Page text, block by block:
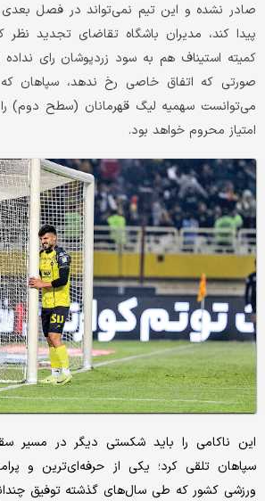
صادر نشده و این تیم نمی‌تواند در فصل
پیدا کند، مدیران باشگاه تقاضای تجدید نظر
کمیته استیناف هم به سود زردپوشان رای
صورتی که اتفاق خاصی رخ ندهد، سپاهان
می‌توانست سهمیه لیگ قهرمانان (سطح دوم) را
امتیاز محروم خواهد بود.
این ناکامی را باید شکستی دیگر در مسیر
سپاهان تلقی کرد؛ یکی از حرفه‌ای‌ترین و
ورزشی کشور که طی سال‌های گذشته توفیق